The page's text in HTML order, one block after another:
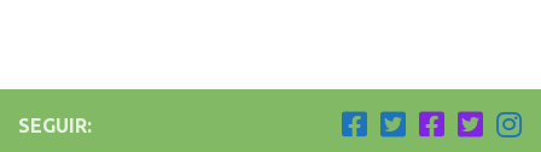
SEGUIR: